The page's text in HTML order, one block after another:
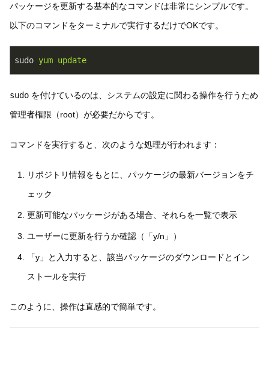
パッケージを更新する基本的なコマンドは非常にシンプルです。
以下のコマンドをターミナルで実行するだけでOKです。
sudo yum update
sudo を付けているのは、システムの設定に関わる操作を行うため
管理者権限（root）が必要だからです。
コマンドを実行すると、次のような処理が行われます：
リポジトリ情報をもとに、パッケージの最新バージョンをチ
ェック
更新可能なパッケージがある場合、それらを一覧で表示
ユーザーに更新を行うか確認（「y/n」）
「y」と入力すると、該当パッケージのダウンロードとイン
ストールを実行
このように、操作は直感的で簡単です。